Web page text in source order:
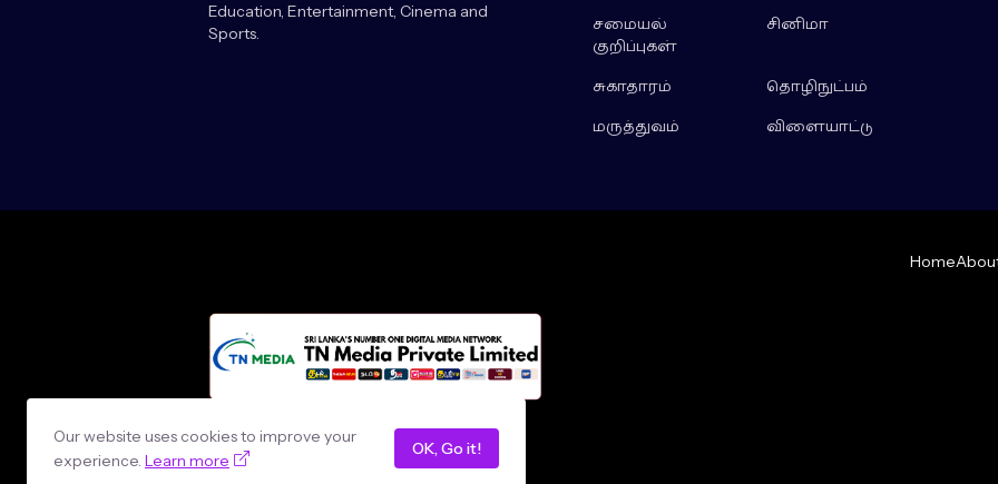
Education, Entertainment, Cinema and
Sports.
சமையல்
குறிப்புகள்
சினிமா
சுகாதாரம்
தொழிநுட்பம்
மருத்துவம்
விளையாட்டு
Design by - loncey tech
Home
Our website uses cookies to improve your
experience. Learn more
OK, Go it!